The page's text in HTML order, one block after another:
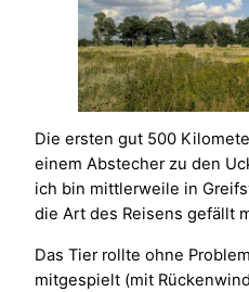
Die ersten gut 500
einem Abstecher zu den
ich bin mittlerweile in
die Art des Reisens gefällt
Das Tier rollte ohne
mitgespielt (mit